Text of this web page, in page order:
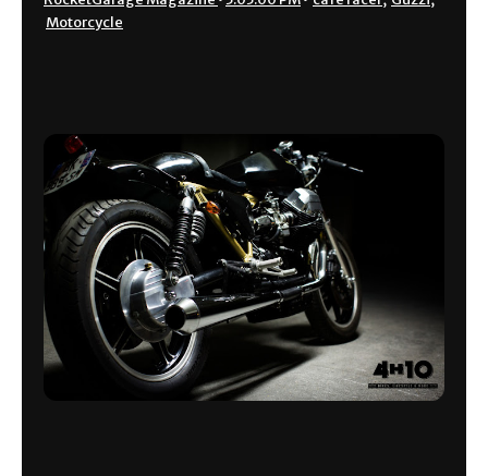
Motorcycle